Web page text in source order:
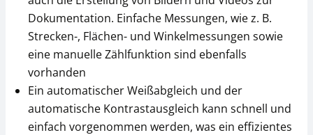
CHF 48,64 inkl. Mwst. CHF 34,05 inkl. Mwst.
Dokumentation. Einfache Messungen, wie z. B.
Strecken-, Flächen- und Winkelmessungen sowie
eine manuelle Zählfunktion sind ebenfalls
vorhanden
Ein automatischer Weißabgleich und der
automatische Kontrastausgleich kann schnell und
einfach vorgenommen werden, was ein effizientes